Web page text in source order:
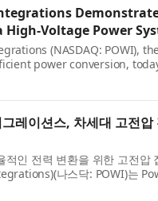
High-Voltage Power
(NASDAQ: POWI),
power conversion,
is now rated at up to 2200
레이션스, 차세대 고전
적인 전력 변환을 위한 고전
나스닥: POWI)는
해 현재 시판 중인 다른 모든